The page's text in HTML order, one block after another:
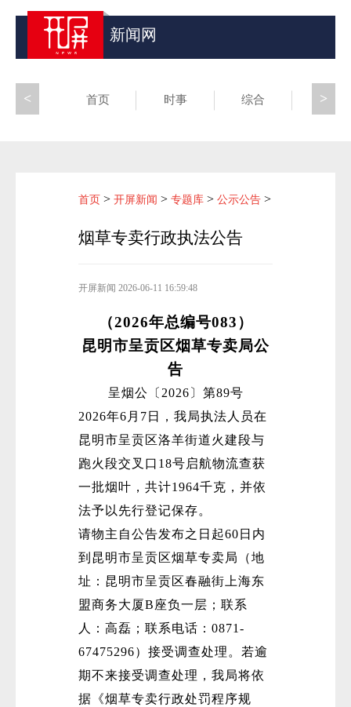
新闻网
首页 时事 综合 昆滇
>
<
首页 > 开屏新闻 > 专题库 > 公示公告 >
烟草专卖行政执法公告
开屏新闻 2026-06-11 16:59:48
（2026年总编号083）
昆明市呈贡区烟草专卖局公
告
呈烟公〔2026〕第89号
2026年6月7日，我局执法人员在
昆明市呈贡区洛羊街道火建段与
跑火段交叉口18号启航物流查获
一批烟叶，共计1964千克，并依
法予以先行登记保存。
请物主自公告发布之日起60日内
到昆明市呈贡区烟草专卖局（地
址：昆明市呈贡区春融街上海东
盟商务大厦B座负一层；联系
人：高磊；联系电话：0871-
67475296）接受调查处理。若逾
期不来接受调查处理，我局将依
据《烟草专卖行政处罚程序规